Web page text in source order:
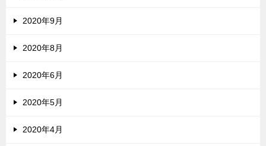
2020年9月
2020年8月
2020年6月
2020年5月
2020年4月